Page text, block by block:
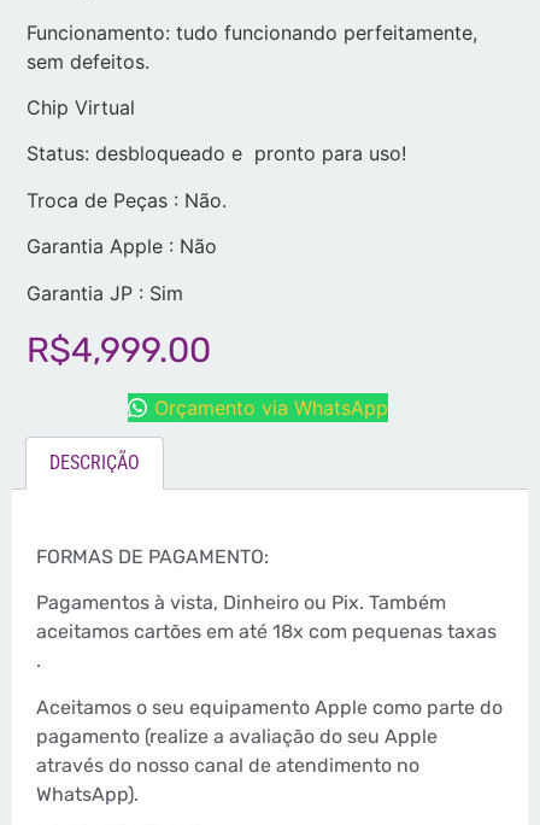
Funcionamento: tudo funcionando perfeitamente,
sem defeitos.
Chip Virtual
Status: desbloqueado e pronto para uso!
Troca de Peças : Não.
Garantia Apple : Não
Garantia JP : Sim
R$4,999.00
Orçamento via WhatsApp
DESCRIÇÃO
FORMAS DE PAGAMENTO:
Pagamentos à vista, Dinheiro ou Pix. Também
aceitamos cartões em até 18x com pequenas taxas
.
Aceitamos o seu equipamento Apple como parte do
pagamento (realize a avaliação do seu Apple
através do nosso canal de atendimento no
WhatsApp).